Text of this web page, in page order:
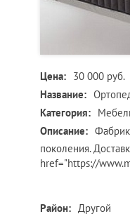
Цена: 30 000 руб.
Название:
Категория:
Описание:
поколения.
href="https://
Район: Другой